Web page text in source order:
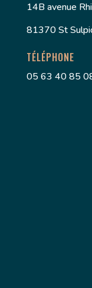
14B avenue
81370 St
TÉLÉPHONE
05 63 40 85